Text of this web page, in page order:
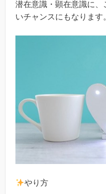
潜在意識・顕在意識に、
いチャンスにもなります
やり方